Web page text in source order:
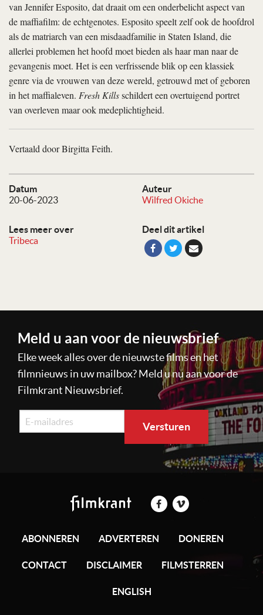
Datum
20-06-2023
Auteur
Wilfred Okiche
Lees meer over
Tribeca
Deel dit artikel
van Jennifer Esposito, dat draait om een onderbelicht aspect van
de maffiafilm: de echtgenotes. Esposito speelt zelf ook de hoofdrol
als de matriarch van een misdaadfamilie in Staten Island, die
allerlei problemen het hoofd moet bieden als haar man naar de
gevangenis moet. Het is een verfrissende blik op een klassiek
genre via de vrouwen van deze wereld, getrouwd met of geboren
in het maffialeven. Fresh Killsschildert een overtuigend portret
van overleven maar ook medeplichtigheid.
Vertaald door Birgitta Feith.
Meld u aan voor de nieuwsbrief
Elke week alles over de nieuwste films en het
filmnieuws in uw mailbox? Meld u nu aan voor de
Filmkrant Nieuwsbrief.
ABONNEREN ADVERTEREN DONEREN
CONTACT DISCLAIMER FILMSTERREN
ENGLISH